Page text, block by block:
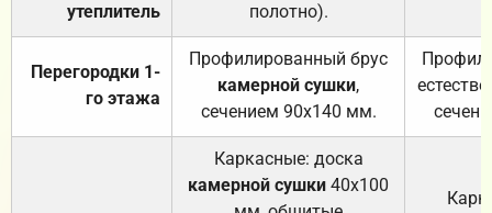
утеплитель
полотно).
Перегородки 1-
го этажа
Профилированный брус
камерной сушки,
сечением 90х140 мм.
Каркасные: доска
камерной сушки 40х100